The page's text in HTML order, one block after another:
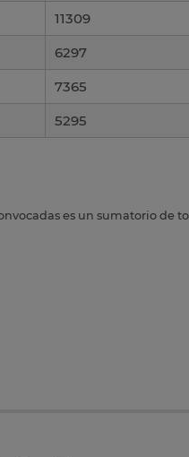
11309
6297
7365
5295
es un sumatorio de